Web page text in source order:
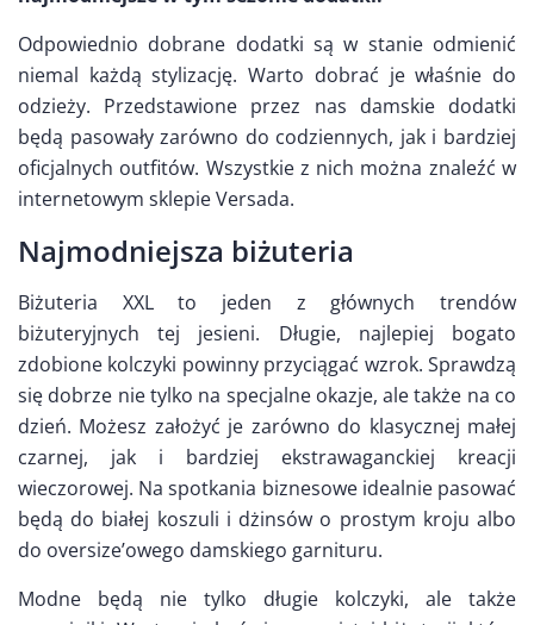
Odpowiednio dobrane dodatki są w stanie odmienić
niemal każdą stylizację. Warto dobrać je właśnie do
odzieży. Przedstawione przez nas damskie dodatki
będą pasowały zarówno do codziennych, jak i bardziej
oficjalnych outfitów. Wszystkie z nich można znaleźć w
internetowym sklepie Versada.
Najmodniejsza biżuteria
Biżuteria XXL to jeden z głównych trendów
biżuteryjnych tej jesieni. Długie, najlepiej bogato
zdobione kolczyki powinny przyciągać wzrok. Sprawdzą
się dobrze nie tylko na specjalne okazje, ale także na co
dzień. Możesz założyć je zarówno do klasycznej małej
czarnej, jak i bardziej ekstrawaganckiej kreacji
wieczorowej. Na spotkania biznesowe idealnie pasować
będą do białej koszuli i dżinsów o prostym kroju albo
do oversize’owego damskiego garnituru.
Modne będą nie tylko długie kolczyki, ale także